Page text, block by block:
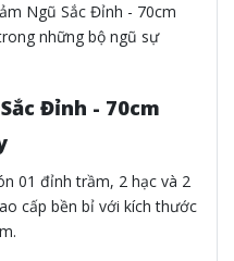
Ngũ Sắc Đỉnh - 70cm
những bộ ngũ sự
Đỉnh - 70cm
01 đỉnh trầm, 2 hạc và 2
cấp bền bỉ với kích thước